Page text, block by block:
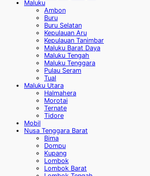
Maluku
Ambon
Buru
Buru Selatan
Kepulauan Aru
Kepulauan Tanimbar
Maluku Barat Daya
Maluku Tengah
Maluku Tenggara
Pulau Seram
Tual
Maluku Utara
Halmahera
Morotai
Ternate
Tidore
Mobil
Nusa Tenggara Barat
Bima
Dompu
Kupang
Lombok
Lombok Barat